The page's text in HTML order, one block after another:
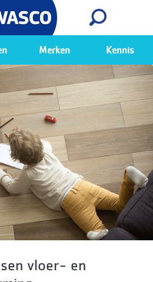
Bekijk
Merken Kennis
vloer- en